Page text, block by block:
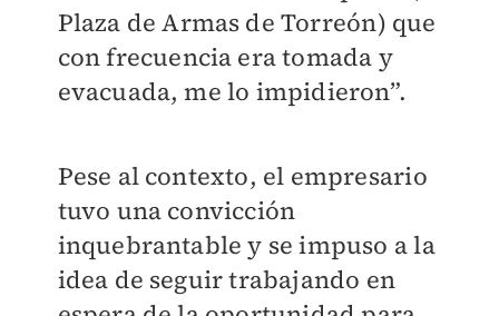
Plaza de Armas de Torreón) que
con frecuencia era tomada y
evacuada, me lo impidieron”.
Pese al contexto, el empresario
tuvo una convicción
inquebrantable y se impuso a la
idea de seguir trabajando en